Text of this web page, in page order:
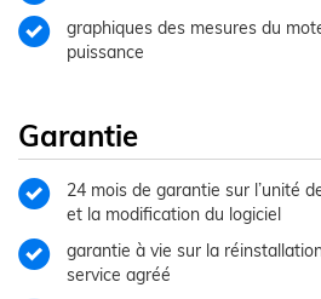
graphiques des mesures du
puissance
Garantie
24 mois de garantie sur l’unité
et la modification du logiciel
garantie à vie sur la
service agréé